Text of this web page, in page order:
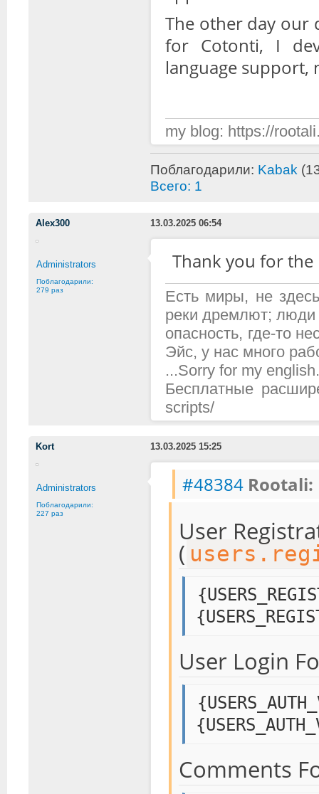
The other day our
for Cotonti, I
language support,
my blog: https://
Поблагодарили: Kabak
Всего: 1
Alex300 13.03.2025 06:54
Administrators
Поблагодарили:
279 раз
Thank you for the
Есть миры, не
реки дремлют; люди
опасность, где-то
Эйс, у нас много
...Sorry for my
Бесплатные
scripts/
Kort 13.03.2025 15:25
Administrators
Поблагодарили:
227 раз
#48384 Rootali:
User
(
User Login
Comments